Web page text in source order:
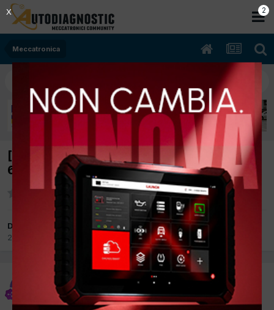
Meccatronica
[Volkswagen Polo 09/2006 1390cc AXU
63Kw Benzina] Errore P1033 e P0139
Da Stefano1970
27 Maggio 2022
Stefano1970
Inviato27 Maggio 2022
1
X